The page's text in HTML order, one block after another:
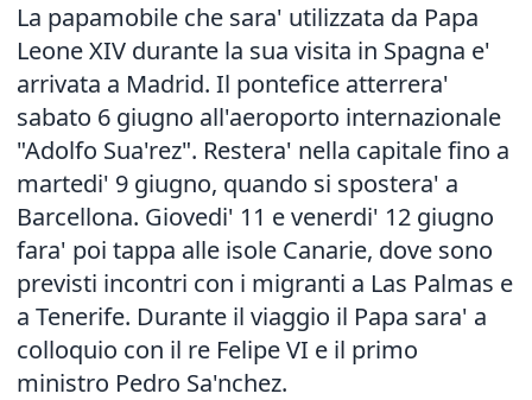
La papamobile che sara' utilizzata da Papa
Leone XIV durante la sua visita in Spagna e'
arrivata a Madrid. Il pontefice atterrera'
sabato 6 giugno all'aeroporto internazionale
"Adolfo Sua'rez". Restera' nella capitale fino a
martedi' 9 giugno, quando si spostera' a
Barcellona. Giovedi' 11 e venerdi' 12 giugno
fara' poi tappa alle isole Canarie, dove sono
previsti incontri con i migranti a Las Palmas e
a Tenerife. Durante il viaggio il Papa sara' a
colloquio con il re Felipe VI e il primo
ministro Pedro Sa'nchez.